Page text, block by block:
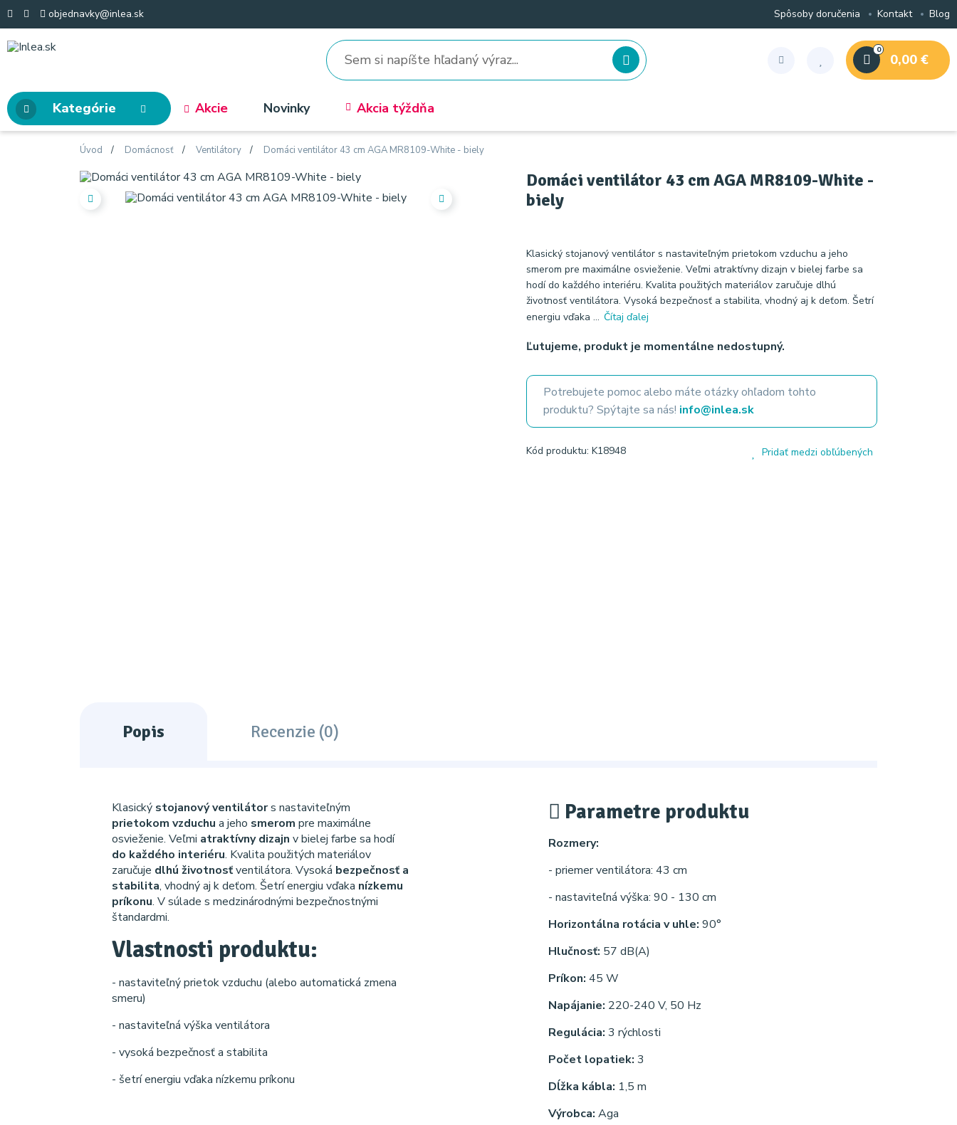
objednavky@inlea.sk Spôsoby doručenia Kontakt Blog
0
0,00 €
Kategórie Akcie Novinky Akcia týždňa
Úvod Domácnosť Ventilátory Domáci ventilátor 43 cm AGA MR8109-White - biely
Domáci ventilátor 43 cm AGA MR8109-White -
biely
Klasický stojanový ventilátor s nastaviteľným prietokom vzduchu a jeho
smerom pre maximálne osvieženie. Veľmi atraktívny dizajn v bielej farbe sa
hodí do každého interiéru. Kvalita použitých materiálov zaručuje dlhú
životnosť ventilátora. Vysoká bezpečnosť a stabilita, vhodný aj k deťom. Šetrí
energiu vďaka ... Čítaj ďalej
Ľutujeme, produkt je momentálne nedostupný.
Potrebujete pomoc alebo máte otázky ohľadom tohto
produktu? Spýtajte sa nás! info@inlea.sk
Kód produktu: K18948 Pridať medzi obľúbených
Popis Recenzie (0)
Klasický stojanový ventilátors nastaviteľným
prietokom vzduchu a jeho smerom pre maximálne
osvieženie. Veľmi atraktívny dizajn v bielej farbe sa hodí
do každého interiéru. Kvalita použitých materiálov
zaručuje dlhú životnosťventilátora. Vysoká bezpečnosť a
stabilita, vhodný aj k deťom. Šetrí energiu vďaka nízkemu
príkonu. V súlade s medzinárodnými bezpečnostnými
štandardmi.
Vlastnosti produktu:
- nastaviteľný prietok vzduchu (alebo automatická zmena
smeru)
- nastaviteľná výška ventilátora
- vysoká bezpečnosť a stabilita
- šetrí energiu vďaka nízkemu príkonu
Parametre produktu
Rozmery:
- priemer ventilátora: 43 cm
- nastaviteľná výška: 90 - 130 cm
Horizontálna rotácia v uhle: 90°
Hlučnosť: 57 dB(A)
Príkon: 45 W
Napájanie: 220-240 V, 50 Hz
Regulácia: 3 rýchlosti
Počet lopatiek: 3
Dĺžka kábla: 1,5 m
Výrobca: Aga